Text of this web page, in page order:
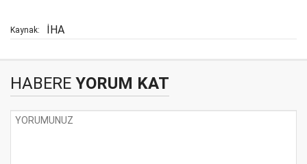
Kaynak: İHA
HABERE YORUM KAT